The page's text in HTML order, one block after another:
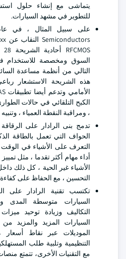
يتماشى مع إنشاء حلول
للتطوير في مشهد السيارات.
السوق ومخصصة للاستخدام في
هذه الشريحة الاستشعار رباعي
الكبح التلقائي في حالات
، ومراقبة النقطة العمياء ،
تدمج بنى الرادار على
الحواف التي تعمل بالطاقة
التعرف على الأشياء في الوقت
أداء مهام أكثر تقدما ، مثل
الأشياء غير الحية ، كل ذلك
التحسين ، مع الحفاظ على كفاءة
تكتسب تقنية الرادار على
السيارات متوسطة المدى
التكاليف وزيادة توحيد
السيارات المزيد والمزيد
الموديلات عبر نقاط أسعار